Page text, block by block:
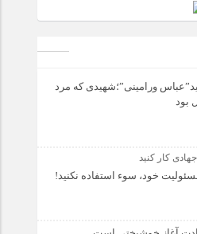
خودرو برگزار شد
ورامینی”؛شهیدی که مرد
بود
جهادی کار کنید
خود، سوء استفاده نکنید!